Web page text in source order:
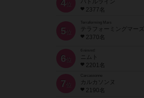
4位
バトルライン
2377名
5 位
Terraforming Mars
テラフォーミングマーズ
2370名
6 位
ニムト
2201名
7 位
Carcassonne
カルカソンヌ
2190名